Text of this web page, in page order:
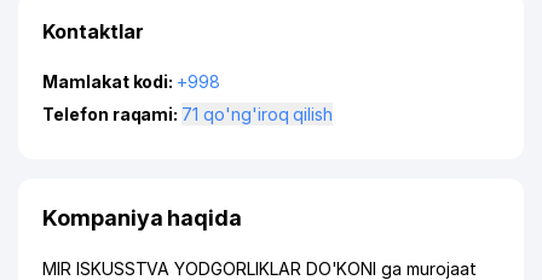
Kontaktlar
Mamlakat kodi: +998
Telefon raqami:
71 qo'ng'iroq qilish
Kompaniya haqida
MIR ISKUSSTVA YODGORLIKLAR DO'KONI ga murojaat